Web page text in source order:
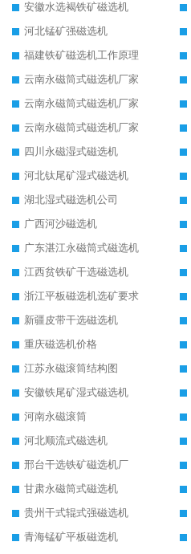
安徽水选褐铁矿磁选机
河北锰矿强磁选机
福建铁矿磁选机工作原理
云南永磁筒式磁选机厂家
云南永磁筒式磁选机厂家
云南永磁筒式磁选机厂家
四川永磁湿式磁选机
河北钛尾矿湿式磁选机
湖北湿式磁选机公司
广西河沙磁选机
广东湛江永磁筒式磁选机
江西贫铁矿干选磁选机
浙江平板磁选机选矿要求
新疆皮带干选磁选机
重庆磁选机价格
江苏永磁滚筒结构图
安徽铁尾矿湿式磁选机
河南永磁滚筒
河北顺流式磁选机
邢台干选铁矿磁选机厂
甘肃永磁筒式磁选机
贵州干式辊式强磁选机
青海锰矿平板磁选机